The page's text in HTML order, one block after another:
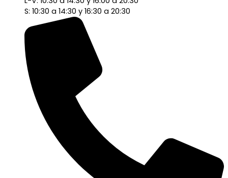
S: 10:30 a 14:30 y 16:30 a 20:30